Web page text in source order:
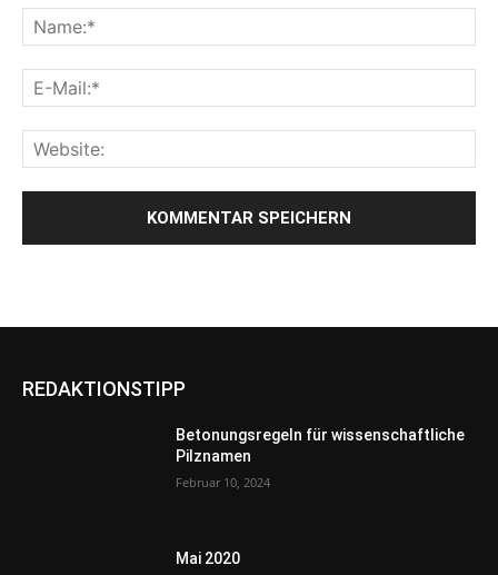
REDAKTIONSTIPP
Betonungsregeln für wissenschaftliche
Pilznamen
Februar 10, 2024
Mai 2020